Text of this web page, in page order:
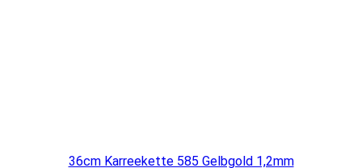
36cm Karreekette 585 Gelbgold 1,2mm